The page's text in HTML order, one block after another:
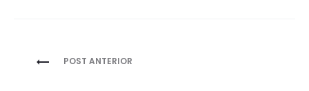
Navegación
POST ANTERIOR